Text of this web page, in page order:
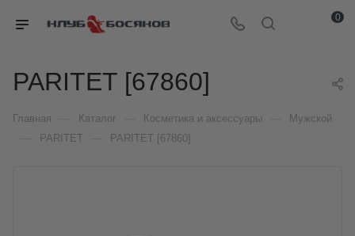
0
PARITET [67860]
Главная Каталог Косметика и аксессуары Мужской
PARITET PARITET [67860]